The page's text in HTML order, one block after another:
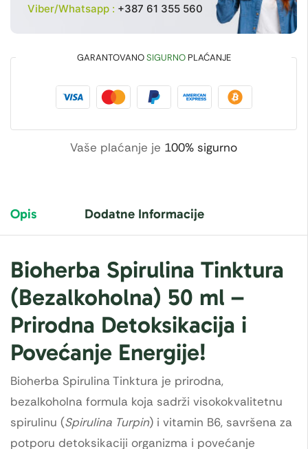
Viber/Whatsapp : +387 61 355 560
GARANTOVANOSIGURNOPLAĆANJE
Vaše plaćanje je 100% sigurno
Opis Dodatne Informacije
Bioherba Spirulina Tinktura
(Bezalkoholna) 50 ml –
Prirodna Detoksikacija i
Povećanje Energije!
Bioherba Spirulina Tinktura je prirodna,
bezalkoholna formula koja sadrži visokokvalitetnu
spirulinu (Spirulina Turpin) i vitamin B6, savršena za
potporu detoksikaciji organizma i povećanje